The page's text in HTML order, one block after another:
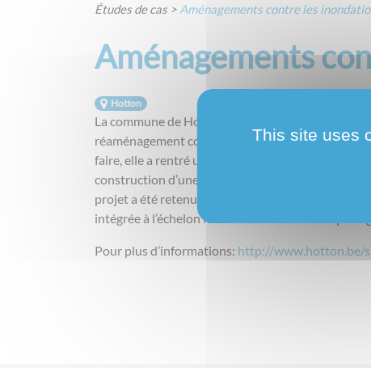
Études de cas > Aménagements contre les
Aménagements
Hotton
La commune de Hotton, en synergie avec le
réaménagement complet du bassin du ruisseau
faire, elle a rentré un projet européen pilote
construction d’une digue anti-crues en travers de
projet a été retenu et les travaux ont débuté le 14
intégrée à l’échelon local et est l’occasion de
Pour plus d’informations: http://www.hotton.be/
This site uses